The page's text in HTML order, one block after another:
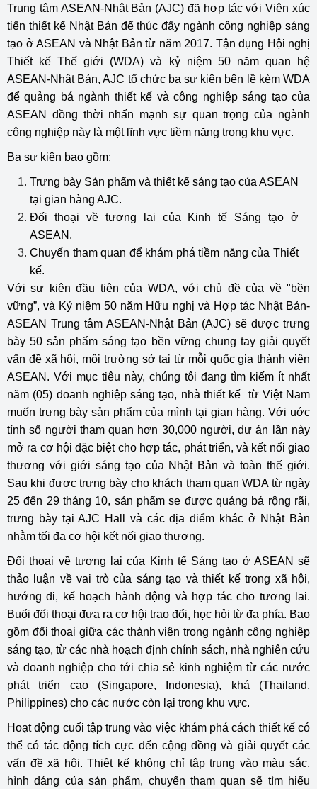
Trung tâm ASEAN-Nhật Bản (AJC) đã hợp tác với Viện xúc
tiến thiết kế Nhật Bản để thúc đẩy ngành công nghiệp sáng
tạo ở ASEAN và Nhật Bản từ năm 2017. Tận dụng Hội nghị
Thiết kế Thế giới (WDA) và kỷ niệm 50 năm quan hệ
ASEAN-Nhật Bản, AJC tổ chức ba sự kiện bên lề kèm WDA
để quảng bá ngành thiết kế và công nghiệp sáng tạo của
ASEAN đồng thời nhấn mạnh sự quan trọng của ngành
công nghiệp này là một lĩnh vực tiềm năng trong khu vực.
Ba sự kiện bao gồm:
Trưng bày Sản phẩm và thiết kế sáng tạo của ASEAN
tại gian hàng AJC.
Đối thoại về tương lai của Kinh tế Sáng tạo ở
ASEAN.
Chuyến tham quan để khám phá tiềm năng của Thiết
kế.
Với sự kiện đầu tiên của WDA, với chủ đề của về "bền
vững”, và Kỷ niệm 50 năm Hữu nghị và Hợp tác Nhật Bản-
ASEAN Trung tâm ASEAN-Nhật Bản (AJC) sẽ được trưng
bày 50 sản phẩm sáng tạo bền vững chung tay giải quyết
vấn đề xã hội, môi trường sở tại từ mỗi quốc gia thành viên
ASEAN. Với mục tiêu này, chúng tôi đang tìm kiếm ít nhất
năm (05) doanh nghiệp sáng tạo, nhà thiết kế từ Việt Nam
muốn trưng bày sản phẩm của mình tại gian hàng. Với uớc
tính số người tham quan hơn 30,000 người, dự án lần này
mở ra cơ hội đặc biệt cho hợp tác, phát triển, và kết nối giao
thương với giới sáng tạo của Nhật Bản và toàn thế giới.
Sau khi được trưng bày cho khách tham quan WDA từ ngày
25 đến 29 tháng 10, sản phẩm se được quảng bá rộng rãi,
trưng bày tại AJC Hall và các địa điểm khác ở Nhật Bản
nhằm tối đa cơ hội kết nối giao thương.
Đối thoại về tương lai của Kinh tế Sáng tạo ở ASEAN sẽ
thảo luận về vai trò của sáng tạo và thiết kế trong xã hội,
hướng đi, kế hoạch hành động và hợp tác cho tương lai.
Buổi đối thoại đưa ra cơ hội trao đổi, học hỏi từ đa phía. Bao
gồm đối thoại giữa các thành viên trong ngành công nghiệp
sáng tạo, từ các nhà hoạch định chính sách, nhà nghiên cứu
và doanh nghiệp cho tới chia sẻ kinh nghiệm từ các nước
phát triển cao (Singapore, Indonesia), khá (Thailand,
Philippines) cho các nước còn lại trong khu vực.
Hoạt động cuối tập trung vào việc khám phá cách thiết kế có
thể có tác động tích cực đến cộng đồng và giải quyết các
vấn đề xã hội. Thiêt kế không chỉ tập trung vào màu sắc,
hình dáng của sản phẩm, chuyến tham quan sẽ tìm hiểu